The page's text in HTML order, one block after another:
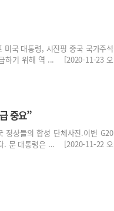
미국 대통령, 시진핑 중국 국가주석
급하기 위해 역 ... [2020-11-23 오
중요”
정상들의 합성 단체사진.이번 G20
다. 문 대통령은 ... [2020-11-22 오